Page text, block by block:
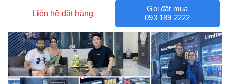
Liên hệ đặt hàng
Gọi đặt mua
093 189 2222